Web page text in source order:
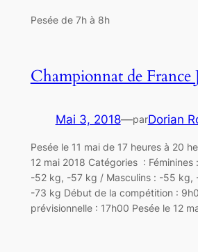
Pesée de 7h à 8h
Championnat de France
Mai 3, 2018—parDorian
Pesée le 11 mai de 17 heures à 20
12 mai 2018 Catégories :
-52 kg, -57 kg / Masculins : -55
-73 kg Début de la compétition :
prévisionnelle : 17h00 Pesée le 12